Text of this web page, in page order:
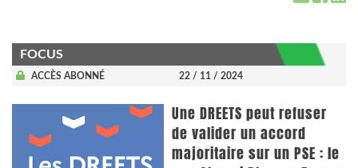
FOCUS
ACCÈS ABONNÉ 22 / 11 / 2024
Une DREETS peut refuser
de valider un accord
majoritaire sur un PSE : le